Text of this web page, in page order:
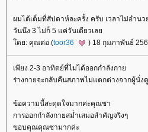
ผมได้เต็มที่สัปดาห์ละครั้ง ครับ เวลาไม่อำนว
วันนึง 3 ไม่ก็ 5 แค่วันเดียวเล
ดย: คุณต่อ (toor36 ) 18 กุมภาพันธ์
เพียง 2-3 อาทิตย์ที่ไม่ได้ออกกำลังกา
ร่างกายจะกลับคืนสภาพไม่แตกต่างจากผู้นั่ง
ข้อความนี้สะดุดใจมากค่ะคุณซา
การออกกำลังกายสม่ำเสมอสำคัญจริงๆ
ขอบคุณคุณซามากค่ะ